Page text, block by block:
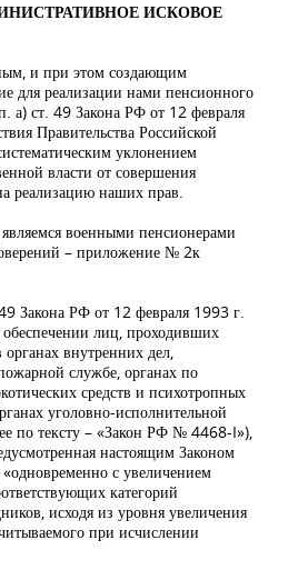
ИСКОВОЕ
и при этом создающим
для реализации нами пенсионного
а) ст. 49 Закона РФ от 12 февраля
Правительства Российской
уклонением
власти от совершения
реализацию наших прав.
военными пенсионерами
– приложение № 2к
Закона РФ от 12 февраля 1993 г.
лиц, проходивших
внутренних дел,
службе, органах по
средств и психотропных
уголовно-исполнительной
по тексту – «Закон РФ № 4468-I»),
настоящим Законом
с увеличением
категорий
исходя из уровня увеличения
при исчислении